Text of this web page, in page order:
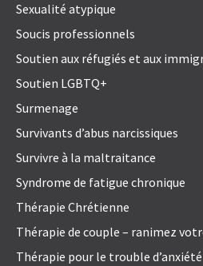
Sexualité atypique
Soucis professionnels
Soutien aux réfugiés et aux
Soutien LGBTQ+
Surmenage
Survivants d’abus narcissiques
Survivre à la maltraitance
Syndrome de fatigue chronique
Thérapie Chrétienne
Thérapie de couple – ranimez
Thérapie pour le trouble